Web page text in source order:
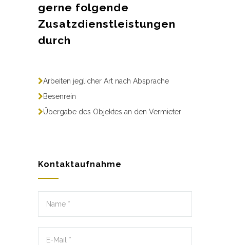
gerne folgende
Zusatzdienstleistungen
durch
Arbeiten jeglicher Art nach Absprache
Besenrein
Übergabe des Objektes an den Vermieter
Kontaktaufnahme